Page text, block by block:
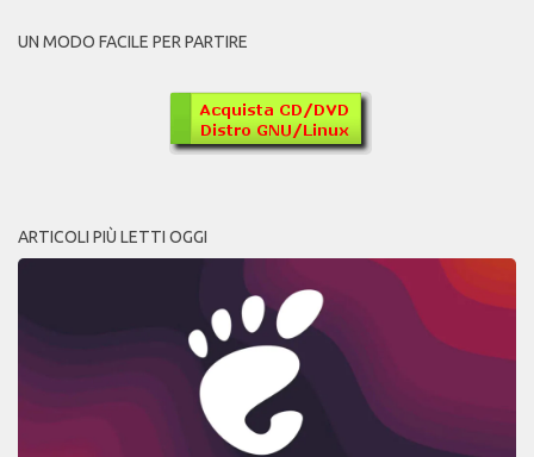
UN MODO FACILE PER PARTIRE
ARTICOLI PIÙ LETTI OGGI